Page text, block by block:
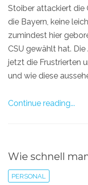
Stoiber attackiert die
die Bayern, keine
zumindest hier
CSU gewählt hat.
jetzt die Frustrierten
und wie diese
Continue reading...
Wie schnell
PERSONAL